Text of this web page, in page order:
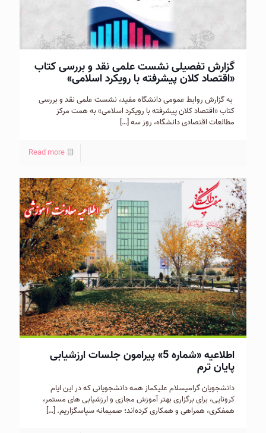
گزارش تفصیلی نشست علمی نقد و بررسی کتاب
«اقتصاد كلان پيشرفته با رويكرد اسلامی»
به گزارش روابط عمومی دانشگاه مفید، نشست علمی نقد و بررسی
کتاب «اقتصاد كلان پيشرفته با رويكرد اسلامی» به همت مرکز
مطالعات اقتصادی دانشگاه، روز سه[…]
Read more
اطلاعیه «شماره 5» پیرامون جلسات ارزشیابی
پایان ترم
دانشجویان گرامیسلام علیکماز همه دانشجویانی که در این ایام
کرونایی، برای برگزاری بهتر آموزش مجازی و ارزشیابی های مستمر،
همفکری، همراهی و همکاری کرده‌اند؛ صمیمانه سپاسگزاریم.[…]